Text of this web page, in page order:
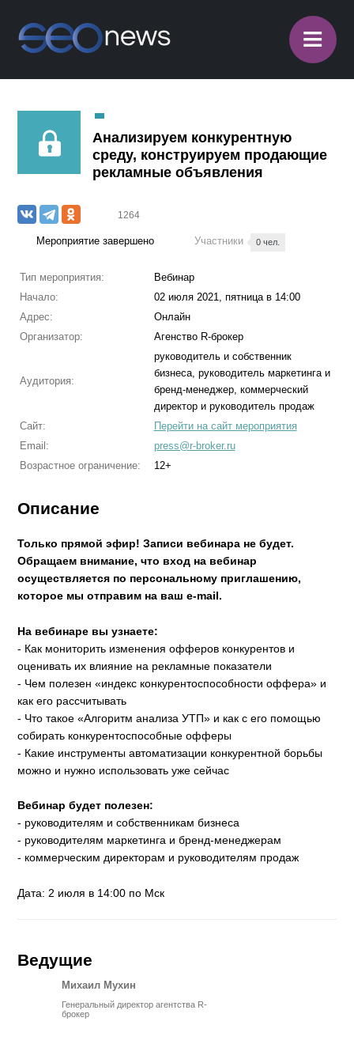
≡
Анализируем конкурентную
среду, конструируем продающие
рекламные объявления
1264
Мероприятие завершено Участники 0 чел.
Тип мероприятия:
Вебинар
Начало:
02 июля 2021, пятница в 14:00
Адрес:
Онлайн
Организатор:
Агенство R-брокер
Аудитория:
руководитель и собственник
бизнеса, руководитель маркетинга и
бренд-менеджер, коммерческий
директор и руководитель продаж
Сайт:
Перейти на сайт мероприятия
Email:
press@r-broker.ru
Возрастное ограничение:
12+
Описание
Только прямой эфир! Записи вебинара не будет.
Обращаем внимание, что вход на вебинар
осуществляется по персональному приглашению,
которое мы отправим на ваш e-mail.
На вебинаре вы узнаете:
- Как мониторить изменения офферов конкурентов и
оценивать их влияние на рекламные показатели
- Чем полезен «индекс конкурентоспособности оффера» и
как его рассчитывать
- Что такое «Алгоритм анализа УТП» и как с его помощью
собирать конкурентоспособные офферы
- Какие инструменты автоматизации конкурентной борьбы
можно и нужно использовать уже сейчас
Вебинар будет полезен:
- руководителям и собственникам бизнеса
- руководителям маркетинга и бренд-менеджерам
- коммерческим директорам и руководителям продаж
Дата: 2 июля в 14:00 по Мск
Ведущие
Михаил Мухин
Генеральный директор агентства R-
брокер